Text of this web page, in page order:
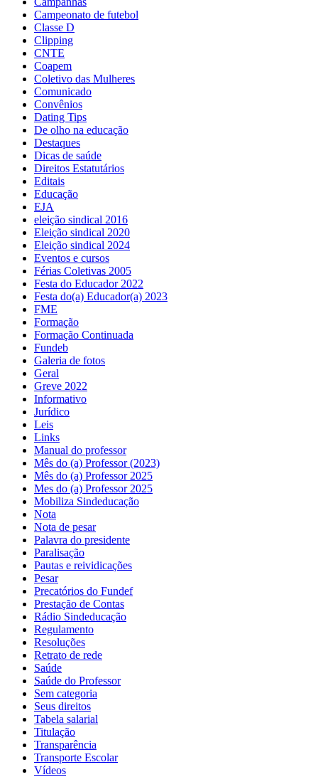
Campeonato de futebol
Classe D
Clipping
CNTE
Coapem
Coletivo das Mulheres
Comunicado
Convênios
Dating Tips
De olho na educação
Destaques
Dicas de saúde
Direitos Estatutários
Editais
Educação
EJA
eleição sindical 2016
Eleição sindical 2020
Eleição sindical 2024
Eventos e cursos
Férias Coletivas 2005
Festa do Educador 2022
Festa do(a) Educador(a) 2023
FME
Formação
Formação Continuada
Fundeb
Galeria de fotos
Geral
Greve 2022
Informativo
Jurídico
Leis
Links
Manual do professor
Mês do (a) Professor (2023)
Mês do (a) Professor 2025
Mes do (a) Professor 2025
Mobiliza Sindeducação
Nota
Nota de pesar
Palavra do presidente
Paralisação
Pautas e reividicações
Pesar
Precatórios do Fundef
Prestação de Contas
Rádio Sindeducação
Regulamento
Resoluções
Retrato de rede
Saúde
Saúde do Professor
Sem categoria
Seus direitos
Tabela salarial
Titulação
Transparência
Transporte Escolar
Vídeos